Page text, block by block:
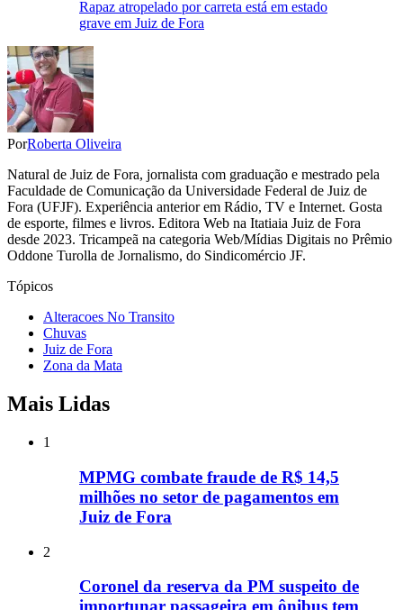
Rapaz atropelado por carreta está em estado
grave em Juiz de Fora
PorRoberta Oliveira
Natural de Juiz de Fora, jornalista com graduação e mestrado pela
Faculdade de Comunicação da Universidade Federal de Juiz de
Fora (UFJF). Experiência anterior em Rádio, TV e Internet. Gosta
de esporte, filmes e livros. Editora Web na Itatiaia Juiz de Fora
desde 2023. Tricampeã na categoria Web/Mídias Digitais no Prêmio
Oddone Turolla de Jornalismo, do Sindicomércio JF.
Tópicos
Alteracoes No Transito
Chuvas
Juiz de Fora
Zona da Mata
Mais Lidas
1
MPMG combate fraude de R$ 14,5
milhões no setor de pagamentos em
Juiz de Fora
2
Coronel da reserva da PM suspeito de
importunar passageira em ônibus tem